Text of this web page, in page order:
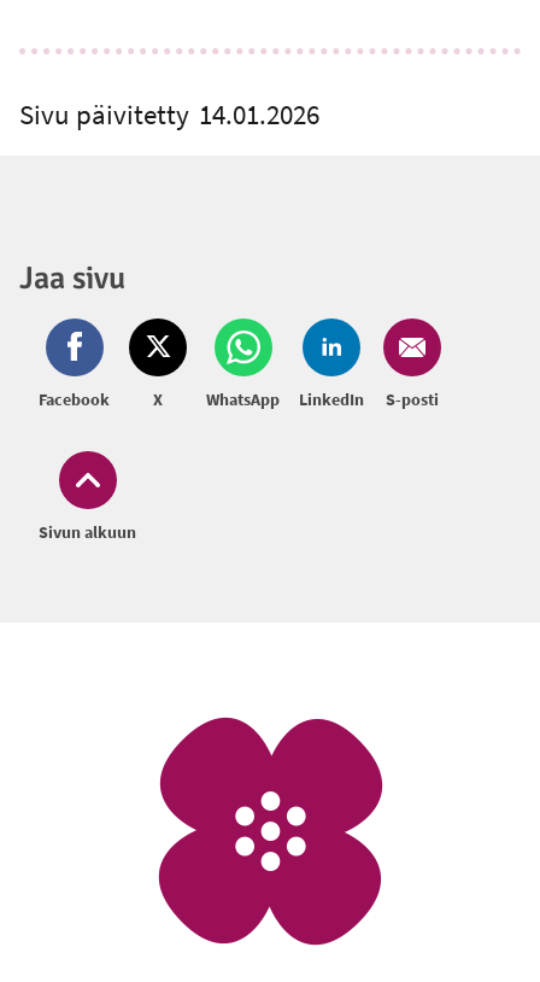
Sivu päivitetty 14.01.2026
Sivun alkuun
Jaa sivu
Facebook X WhatsApp LinkedIn S-posti